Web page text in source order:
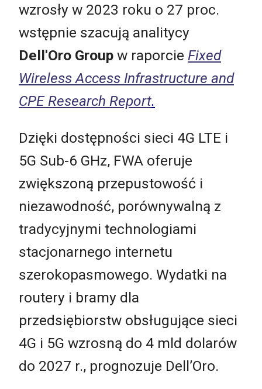
wzrosły w 2023 roku o 27 proc.
wstępnie szacują analitycy
Dell'Oro Group w raporcie Fixed
Wireless Access Infrastructure and
CPE Research Report.
Dzięki dostępności sieci 4G LTE i
5G Sub-6 GHz, FWA oferuje
zwiększoną przepustowość i
niezawodność, porównywalną z
tradycyjnymi technologiami
stacjonarnego internetu
szerokopasmowego. Wydatki na
routery i bramy dla
przedsiębiorstw obsługujące sieci
4G i 5G wzrosną do 4 mld dolarów
do 2027 r., prognozuje Dell’Oro.